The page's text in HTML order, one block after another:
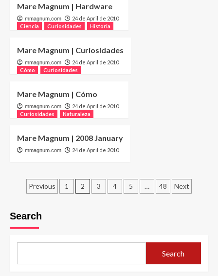
Mare Magnum | Hardware
mmagnum.com
24 de April de 2010
Ciencia
Curiosidades Historia
Mare Magnum | Curiosidades
mmagnum.com
24 de April de 2010
Cómo
Curiosidades
Mare Magnum | Cómo
mmagnum.com
24 de April de 2010
Curiosidades
Naturaleza
Mare Magnum | 2008 January
mmagnum.com 24 de April de 2010
Posts
Previous 1 2 3 4 5 … 48 Next
Search
Search